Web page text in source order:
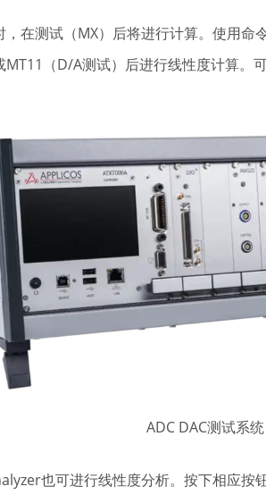
，在测试（MX）后将进行计算。使用
（D/A测试）后进行线性度计算。
ADC DAC测试系统
也可进行线性度分析。按下相应按